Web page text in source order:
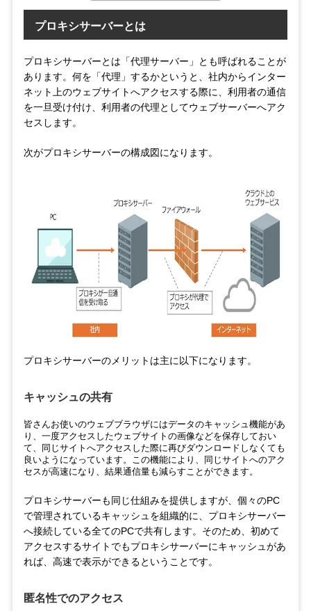
プロキシサーバーとは
プロキシサーバーとは「代理サーバー」とも呼ばれることが
あります。何を「代理」するかというと、社内からインター
ネット上のウェブサイトへアクセスする際に、利用者の通信
を一旦受け付け、利用者の代理としてウェブサーバーへアク
セスします。
次がプロキシサーバーの構成図になります。
プロキシサーバーのメリットは主に以下になります。
キャッシュの共有
皆さんお使いのウェブブラウザにはデータのキャッシュ機能があ
り、一度アクセスしたウェブサイトの画像などを保存しておい
て、同じサイトへアクセスした際に再びダウンロードしなくても
良いようになっています。この機能により、同じサイトへのアク
セスが高速になり、結果通信量も減らすことができます。
プロキシサーバーも同じ仕組みを提供しますが、個々のPC
で管理されているキャッシュを組織的に、プロキシサーバー
へ接続している全てのPCで共有します。そのため、初めて
アクセスするサイトでもプロキシサーバーにキャッシュがあ
れば、高速で表示ができるということです。
匿名性でのアクセス